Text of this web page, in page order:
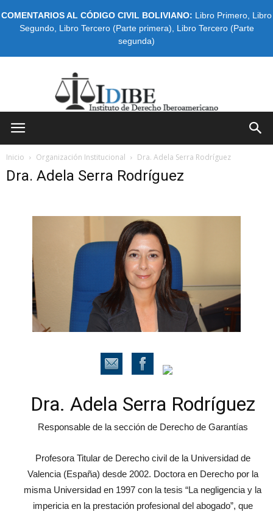
COMENTARIOS AL CÓDIGO CIVIL BOLIVIANO: Libro Primero Libro
Segundo, Libro Tercero (Parte primera)
Libro Tercero (Parte
segunda)
Inicio Organización Institucional Dra. Adela Serra Rodríguez
Dra. Adela Serra Rodríguez
Dra. Adela Serra Rodríguez
Responsable de la sección de Derecho de Garantías
Profesora Titular de Derecho civil de la Universidad de
Valencia (España) desde 2002. Doctora en Derecho por la
misma Universidad en 1997 con la tesis “La negligencia y la
impericia en la prestación profesional del abogado”, que